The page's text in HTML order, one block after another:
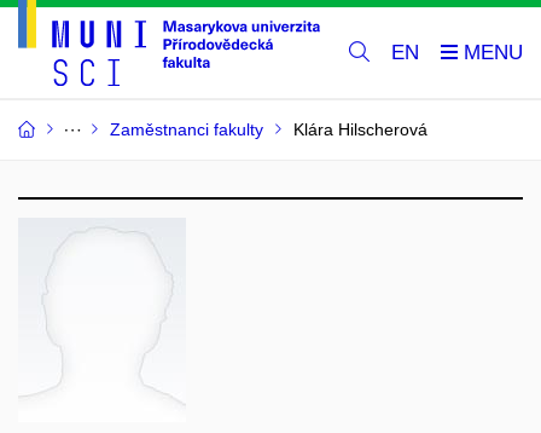
EN
Zaměstnanci fakulty Klára Hilscherová